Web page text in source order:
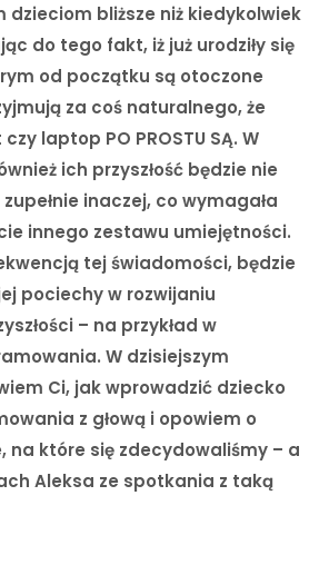
dzieciom bliższe niż kiedykolwiek
do tego fakt, iż już urodziły się
od początku są otoczone
za coś naturalnego, że
laptop PO PROSTU SĄ. W
ich przyszłość będzie nie
inaczej, co wymagała
innego zestawu umiejętności.
tej świadomości, będzie
pociechy w rozwijaniu
– na przykład w
W dzisiejszym
Ci, jak wprowadzić dziecko
z głową i opowiem o
na które się zdecydowaliśmy – a
Aleksa ze spotkania z taką